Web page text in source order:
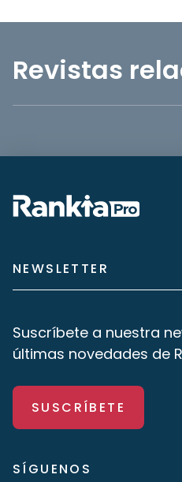
Revistas
NEWSLETTER
Suscríbete a nuestra
últimas novedades de
SUSCRÍBETE
SÍGUENOS